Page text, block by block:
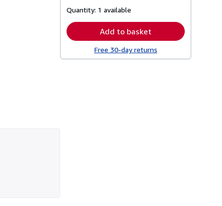
Quantity: 1 available
Add to basket
Free 30-day returns